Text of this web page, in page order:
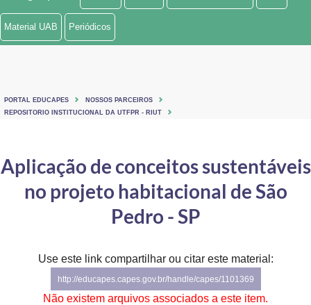
Ministério de Minas e Energia
Ministério do Turismo
Controladoria-Geral da União
Ministério da Mulher, da Família e dos Direitos Humanos
Secretaria de Governo
Gabinete de Segurança Institucional
Material UAB Periódicos
PORTAL EDUCAPES
NOSSOS PARCEIROS
REPOSITORIO INSTITUCIONAL DA UTFPR - RIUT
Aplicação de conceitos sustentáveis
no projeto habitacional de São
Pedro - SP
Use este link compartilhar ou citar este material:
http://educapes.capes.gov.br/handle/capes/1101369
Não existem arquivos associados a este item.